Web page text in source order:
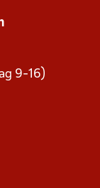
9-16)